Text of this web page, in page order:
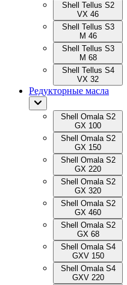
Shell Tellus S2
VX 46
Shell Tellus S3
M 46
Shell Tellus S3
M 68
Shell Tellus S4
VX 32
Редукторные масла
Shell Omala S2
GX 100
Shell Omala S2
GX 150
Shell Omala S2
GX 220
Shell Omala S2
GX 320
Shell Omala S2
GX 460
Shell Omala S2
GX 68
Shell Omala S4
GXV 150
Shell Omala S4
GXV 220